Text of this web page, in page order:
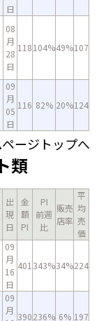
日
08
月
28
日
118104%49%107
09
月
05
日
116 82% 20%124
ージトップへ
類
出
現
日
金
額
PI
PI
前週
比
販売
店率
平
均
売
価
09
月
16
日
401 343%34%224
09
月
390236% 6% 197